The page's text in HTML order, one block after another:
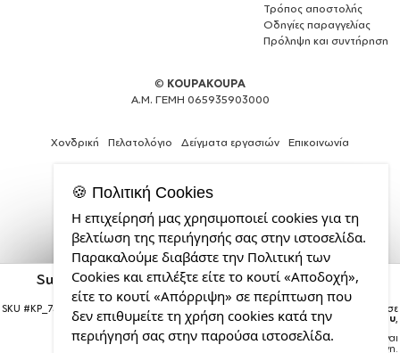
Super baby., Μεταλλικό παγούρι νερού με καπάκι
ασφαλείας, αλουμινίου 850ml
SKU #KP_7369_850lidGreenF Η παραγγελία σας θα παραδοθεί σε
courier έως τηνΤρίτη 18 Αυγούστου,
Σημείωση:Η παράδοση στο courier είναι
εκτιμώμενη.
Τρόπος αποστολής
Οδηγίες παραγγελίας
Πρόληψη και συντήρηση
© KOUPAKOUPA
Α.Μ. ΓΕΜΗ 065935903000
Χονδρική Πελατολόγιο Δείγματα εργασιών Επικοινωνία
Web
Design,
Social
Media
&
SEO
Agency
από
🍪 Πολιτική Cookies
Η επιχείρησή μας χρησιμοποιεί cookies για τη
βελτίωση της περιήγησής σας στην ιστοσελίδα.
Παρακαλούμε διαβάστε την Πολιτική των
Cookies και επιλέξτε είτε το κουτί «Αποδοχή»,
είτε το κουτί «Απόρριψη» σε περίπτωση που
δεν επιθυμείτε τη χρήση cookies κατά την
περιήγησή σας στην παρούσα ιστοσελίδα.